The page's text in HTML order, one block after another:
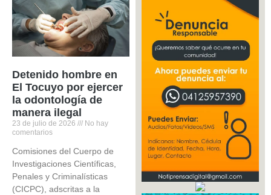
Detenido hombre en
El Tocuyo por ejercer
la odontología de
manera ilegal
23 de julio de 2026
No hay
comentarios
Comisiones del Cuerpo de
Investigaciones Científicas,
Penales y Criminalísticas
(CICPC), adscritas a la